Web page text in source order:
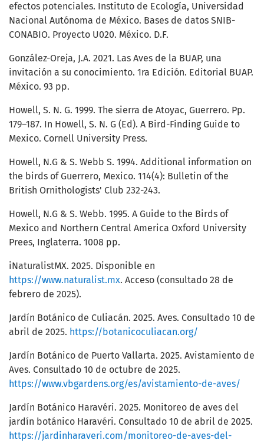
efectos potenciales. Instituto de Ecología, Universidad
Nacional Autónoma de México. Bases de datos SNIB-
CONABIO. Proyecto U020. México. D.F.
González-Oreja, J.A. 2021. Las Aves de la BUAP, una
invitación a su conocimiento. 1ra Edición. Editorial BUAP.
México. 93 pp.
Howell, S. N. G. 1999. The sierra de Atoyac, Guerrero. Pp.
179–187. In Howell, S. N. G (Ed). A Bird-Finding Guide to
Mexico. Cornell University Press.
Howell, N.G & S. Webb S. 1994. Additional information on
the birds of Guerrero, Mexico. 114(4): Bulletin of the
British Ornithologists' Club 232-243.
Howell, N.G & S. Webb. 1995. A Guide to the Birds of
Mexico and Northern Central America Oxford University
Prees, Inglaterra. 1008 pp.
iNaturalistMX. 2025. Disponible en
https://www.naturalist.mx. Acceso (consultado 28 de
febrero de 2025).
Jardín Botánico de Culiacán. 2025. Aves. Consultado 10 de
abril de 2025. https://botanicoculiacan.org/
Jardín Botánico de Puerto Vallarta. 2025. Avistamiento de
Aves. Consultado 10 de octubre de 2025.
https://www.vbgardens.org/es/avistamiento-de-aves/
Jardín Botánico Haravéri. 2025. Monitoreo de aves del
jardín botánico Haravéri. Consultado 10 de abril de 2025.
https://jardinharaveri.com/monitoreo-de-aves-del-